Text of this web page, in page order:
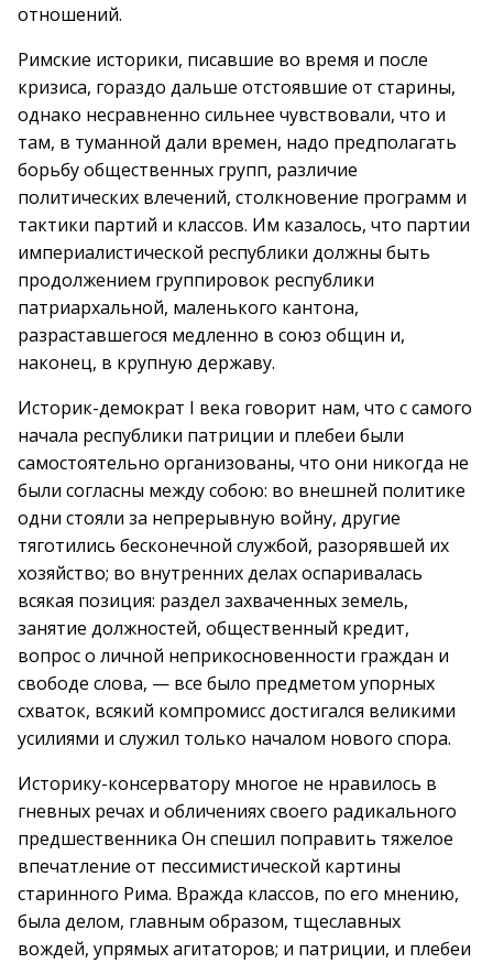
отношений.
Римские историки, писавшие во время и после
кризиса, гораздо дальше отстоявшие от старины,
однако несравненно сильнее чувствовали, что и
там, в туманной дали времен, надо предполагать
борьбу общественных групп, различие
политических влечений, столкновение программ и
тактики партий и классов. Им казалось, что партии
империалистической республики должны быть
продолжением группировок республики
патриархальной, маленького кантона,
разраставшегося медленно в союз общин и,
наконец, в крупную державу.
Историк-демократ I века говорит нам, что с самого
начала республики патриции и плебеи были
самостоятельно организованы, что они никогда не
были согласны между собою: во внешней политике
одни стояли за непрерывную войну, другие
тяготились бесконечной службой, разорявшей их
хозяйство; во внутренних делах оспаривалась
всякая позиция: раздел захваченных земель,
занятие должностей, общественный кредит,
вопрос о личной неприкосновенности граждан и
свободе слова, — все было предметом упорных
схваток, всякий компромисс достигался великими
усилиями и служил только началом нового спора.
Историку-консерватору многое не нравилось в
гневных речах и обличениях своего радикального
предшественника Он спешил поправить тяжелое
впечатление от пессимистической картины
старинного Рима. Вражда классов, по его мнению,
была делом, главным образом, тщеславных
вождей, упрямых агитаторов; и патриции, и плебеи